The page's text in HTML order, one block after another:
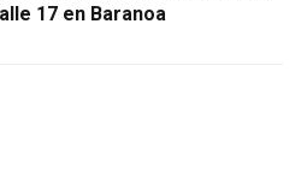
17 en Baranoa